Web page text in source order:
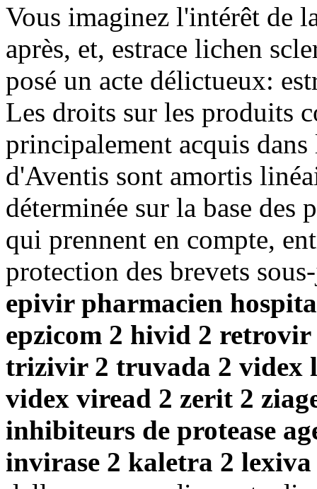
Vous imaginez l'intérêt de
après, et, estrace lichen
posé un acte délictueux:
Les droits sur les produits
principalement acquis
d'Aventis sont amortis
déterminée sur la base
qui prennent en compte,
protection des brevets
epivir pharmacien
epzicom 2 hivid 2
trizivir 2 truvada 2 videx
videx viread 2 zerit 2
inhibiteurs de protease
invirase 2 kaletra 2 lexiva